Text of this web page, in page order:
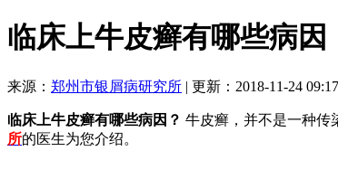
临床上牛皮癣有哪些病因
来源： 郑州市银屑病研究所 | 更新：2018-11-24
临床上牛皮癣有哪些病因？ 牛皮癣，并不是一种传
所的医生为您介绍。